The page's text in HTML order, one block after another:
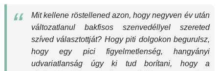
Mit kellene röstellened azon, hogy negyven év után
változatlanul bakfisos szenvedéllyel szereted
szíved választottját? Hogy piti dolgokon begurulsz,
hogy egy pici figyelmetlenség, hangyányi
udvariatlanság úgy ki tud borítani, hogy a